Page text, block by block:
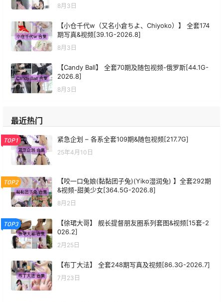
8月3日
【小仓千代w（又名小倉ちよ、Chiyoko）】 全套174
期写真&视频[39.1G-2026.8]
8月3日
【Candy Ball】 全套70期及随包视频-俄罗斯[44.1G-
2026.8]
8月3日
最近热门
TOP1 紧急企划 – 各系全套109期&随包视频[217.7G]
25年4月10日
TOP2
【咬一口兔娘(黏黏团子兔)(Yiko湿润兔) 】全套292期
&视频-甜美少女[364.5G-2026.8]
8月2日
TOP3
【徐珺大哥】 舰长提督朋友圈系列套图&视频[15套-2
026.2]
2月25日
【布丁大法】 全套248期写真及视频[86.3G-2026.7]
7月23日